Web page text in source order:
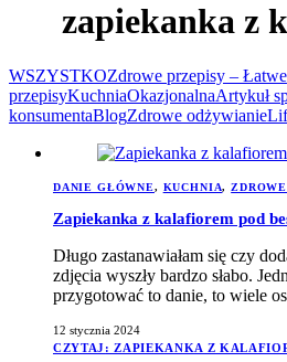
zapiekanka z
WSZYSTKOZdrowe przepisy – Łatwe
przepisyKuchniaOkazjonalnaArtykuł
konsumentaBlogZdrowe odżywianie
DANIE GŁÓWNE, KUCHNIA,
Zapiekanka z kalafiorem pod
Długo zastanawiałam się czy
zdjęcia wyszły bardzo słabo.
przygotować to danie, to wiele
12 stycznia 2024
CZYTAJ : ZAPIEKANKA Z